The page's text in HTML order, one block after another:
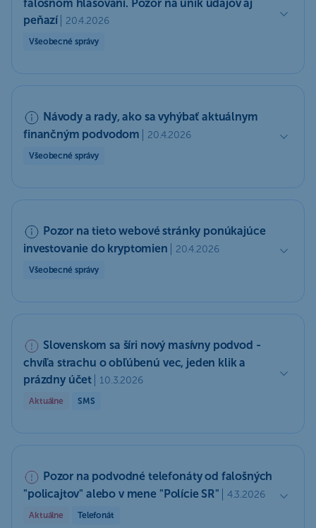
falošnom hlasovaní. Pozor na únik údajov aj
peňazí
20.4.2026
Všeobecné správy
Návody a rady, ako sa vyhýbať aktuálnym
finančným podvodom
20.4.2026
Všeobecné správy
Pozor na tieto webové stránky ponúkajúce
investovanie do kryptomien
20.4.2026
Všeobecné správy
Slovenskom sa šíri nový masívny podvod -
chvíľa strachu o obľúbenú vec, jeden klik a
prázdny účet
10.3.2026
Aktuálne SMS
Pozor na podvodné telefonáty od falošných
"policajtov" alebo v mene "Polície SR"
4.3.2026
Aktuálne Telefonát